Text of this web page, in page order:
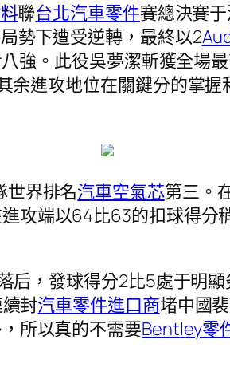
聯台北汽車零件賽總決賽
勢下遭受逆轉，最終以2
強。此役吳夢潔斬獲全場
余進攻地位在關鍵分的掌
世界排名汽車空氣芯第三。
攻端以64比63的扣球得分
后，發球得分2比5處于明
封汽車零件進口商堵中國
所以真的不需要Bentley零